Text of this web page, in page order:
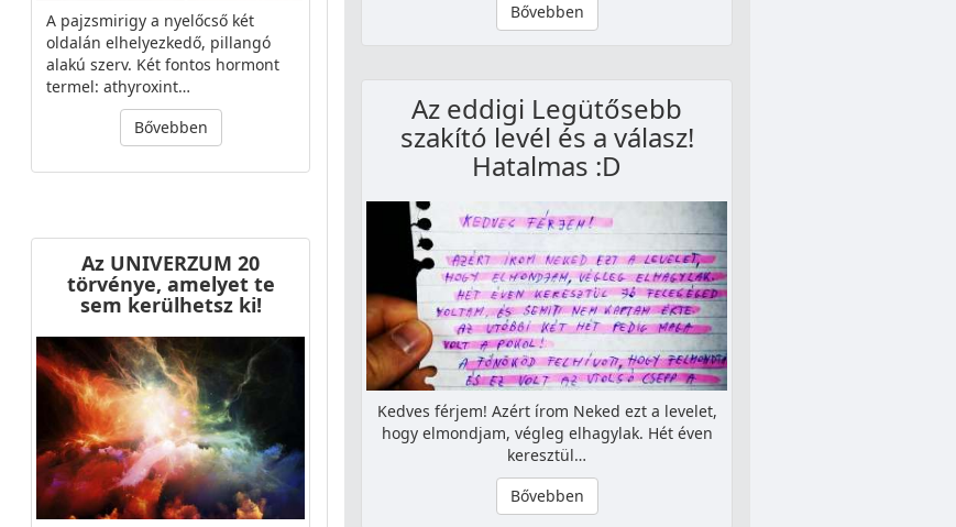
A pajzsmirigy a nyelőcső két
oldalán elhelyezkedő, pillangó
alakú szerv. Két fontos hormont
termel: athyroxint…
Bővebben
Az UNIVERZUM 20
törvénye, amelyet te
sem kerülhetsz ki!
Bővebben
Az eddigi Legütősebb
szakító levél és a válasz!
Hatalmas :D
Kedves férjem! Azért írom Neked ezt a levelet,
hogy elmondjam, végleg elhagylak. Hét éven
keresztül…
Bővebben